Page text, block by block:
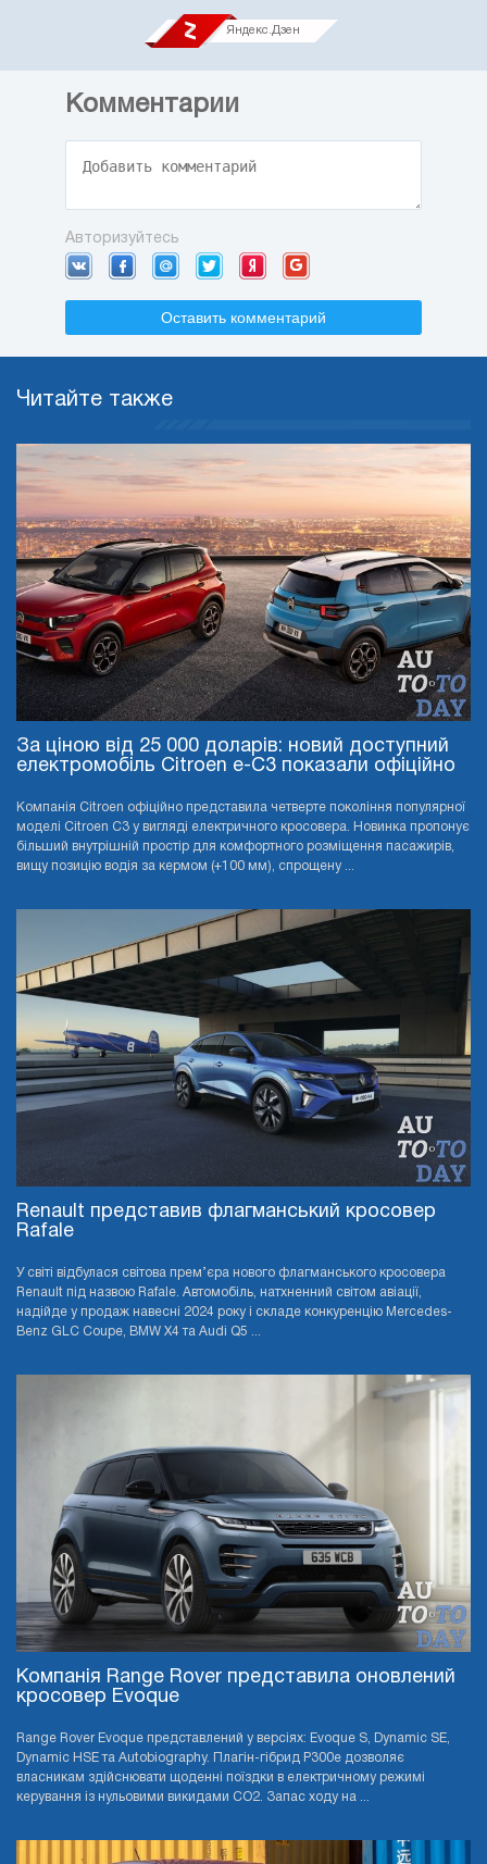
Яндекс.Дзен
Комментарии
Авторизуйтесь
Оставить комментарий
Читайте также
За ціною від 25 000 доларів: новий доступний
електромобіль Citroen e-C3 показали офіційно
Компанія Citroen офіційно представила четверте покоління популярної
моделі Citroen C3 у вигляді електричного кросовера. Новинка пропонує
більший внутрішній простір для комфортного розміщення пасажирів,
вищу позицію водія за кермом (+100 мм), спрощену ...
Renault представив флагманський кросовер
Rafale
У світі відбулася світова прем’єра нового флагманського кросовера
Renault під назвою Rafale. Автомобіль, натхненний світом авіації,
надійде у продаж навесні 2024 року і складе конкуренцію Mercedes-
Benz GLC Coupe, BMW X4 та Audi Q5 ...
Компанія Range Rover представила оновлений
кросовер Evoque
Range Rover Evoque представлений у версіях: Evoque S, Dynamic SE,
Dynamic HSE та Autobiography. Плагін-гібрид P300e дозволяє
власникам здійснювати щоденні поїздки в електричному режимі
керування із нульовими викидами CO2. Запас ходу на ...